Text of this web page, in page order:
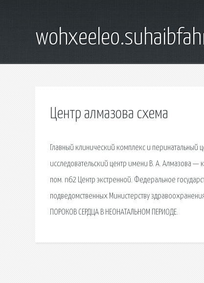
Центр алмазова схема
Главный клинический комплекс и
исследовательский центр имени В. А. Алмазова —
пом. n62 Центр экстренной. Федеральное
подведомственных Министерству
ПОРОКОВ СЕРДЦА В НЕОНАТАЛЬНОМ ПЕРИОДЕ.